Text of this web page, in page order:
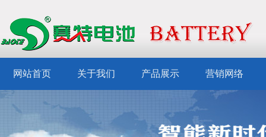
网站首页 关于我们 产品展示 营销网络